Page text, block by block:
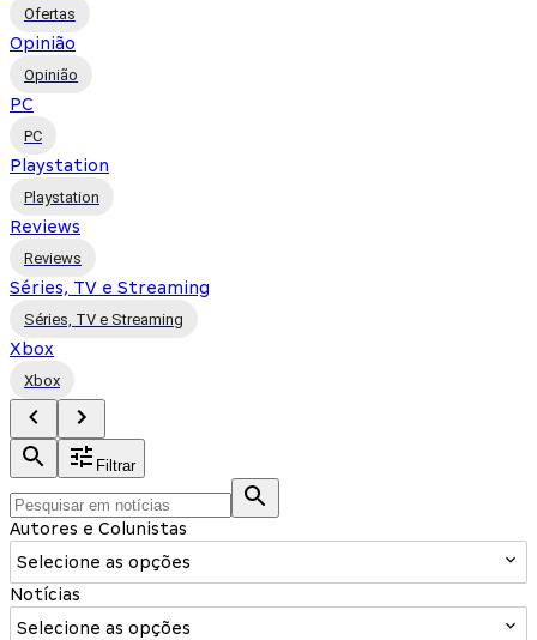
Ofertas
Opinião
Opinião
PC
PC
Playstation
Playstation
Reviews
Reviews
Séries, TV e Streaming
Séries, TV e Streaming
Xbox
Xbox
Filtrar
Autores e Colunistas
Selecione as opções
Notícias
Selecione as opções